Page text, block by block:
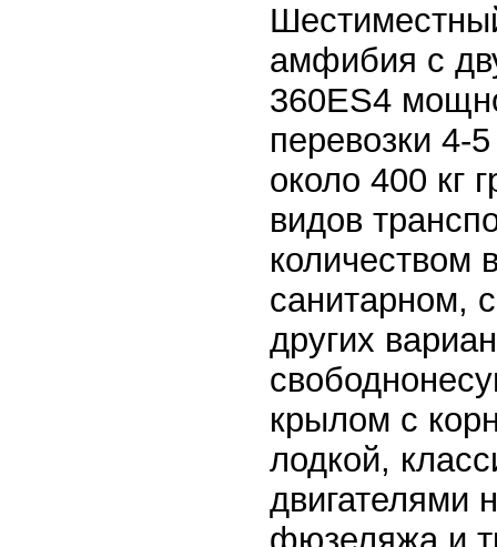
амфибия с
360ES4
перевозки 4-
около 400 кг
видов
количеством
санитарном,
других
крылом с
лодкой,
двигателями